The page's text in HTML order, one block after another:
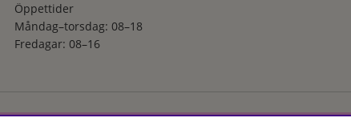
Öppettider
Måndag–torsdag: 08–18
Fredagar: 08–16